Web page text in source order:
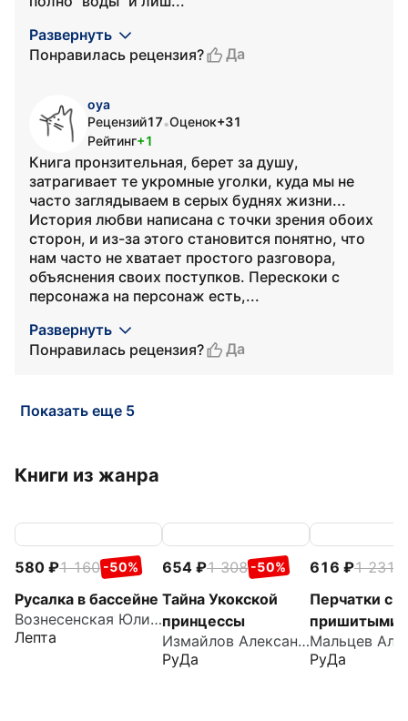
Развернуть
Понравилась рецензия?
Да
oya
Рецензий17•Оценок+31
Рейтинг+1
Книга пронзительная, берет за душу,
затрагивает те укромные уголки, куда мы не
часто заглядываем в серых буднях жизни...
История любви написана с точки зрения обоих
сторон, и из-за этого становится понятно, что
нам часто не хватает простого разговора,
объяснения своих поступков. Перескоки с
персонажа на персонаж есть,...
Развернуть
Понравилась рецензия?
Да
Показать еще 5
Книги из жанра
580 1 160 -50%
Русалка в бассейне
Вознесенская Юлия Николаевна
Лепта
654 1 308 -50%
Тайна Укокской
принцессы
Измайлов Александр
РуДа
616 1 231
Перчатки с
пришитыми
пальцами
РуДа